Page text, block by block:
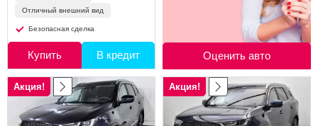
Отличный внешний вид
Безопасная сделка
Купить В кредит Оценить авто
Акция! Акция!